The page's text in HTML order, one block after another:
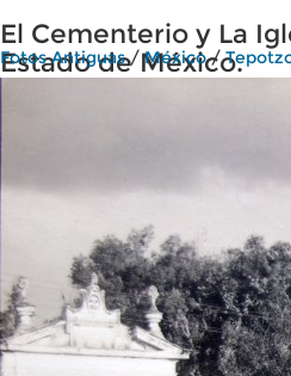
El Cementerio y La
Estado de México.
Fotos Antiguas/México/